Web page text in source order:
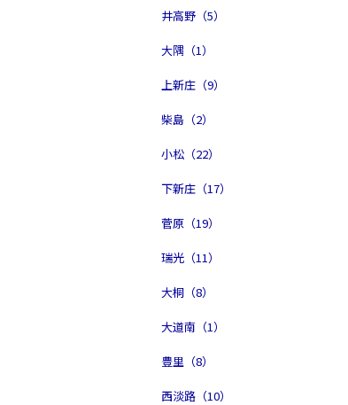
井高野（5）
大隅（1）
上新庄（9）
柴島（2）
小松（22）
下新庄（17）
菅原（19）
瑞光（11）
大桐（8）
大道南（1）
豊里（8）
西淡路（10）